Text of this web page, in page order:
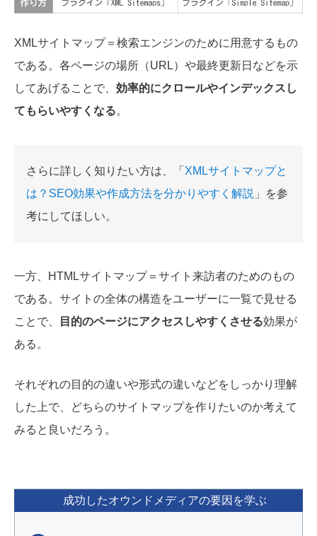
XMLサイトマップ＝検索エンジンのために用意するもの
である。各ページの場所（URL）や最終更新日などを示
してあげることで、 効率的にクロールやインデックスし
てもらいやすくなる。
さらに詳しく知りたい方は、「 XMLサイトマップと
は？SEO効果や作成方法を分かりやすく解説 」を参
考にしてほしい。
一方、HTMLサイトマップ＝サイト来訪者のためのもの
である。サイトの全体の構造をユーザーに一覧で見せる
ことで、
目的のページにアクセスしやすくさせる効果が
ある。
それぞれの目的の違いや形式の違いなどをしっかり理解
した上で、どちらのサイトマップを作りたいのか考えて
みると良いだろう。
成功したオウンドメディアの要因を学ぶ